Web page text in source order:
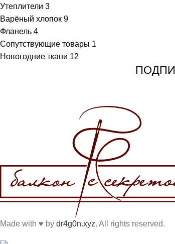
Утеплители 3
Варёный хлопок 9
Фланель 4
Сопутствующие товары 1
Новогодние ткани 12
Made with ♥ by dr4g0n.xyz. All rights reserved.